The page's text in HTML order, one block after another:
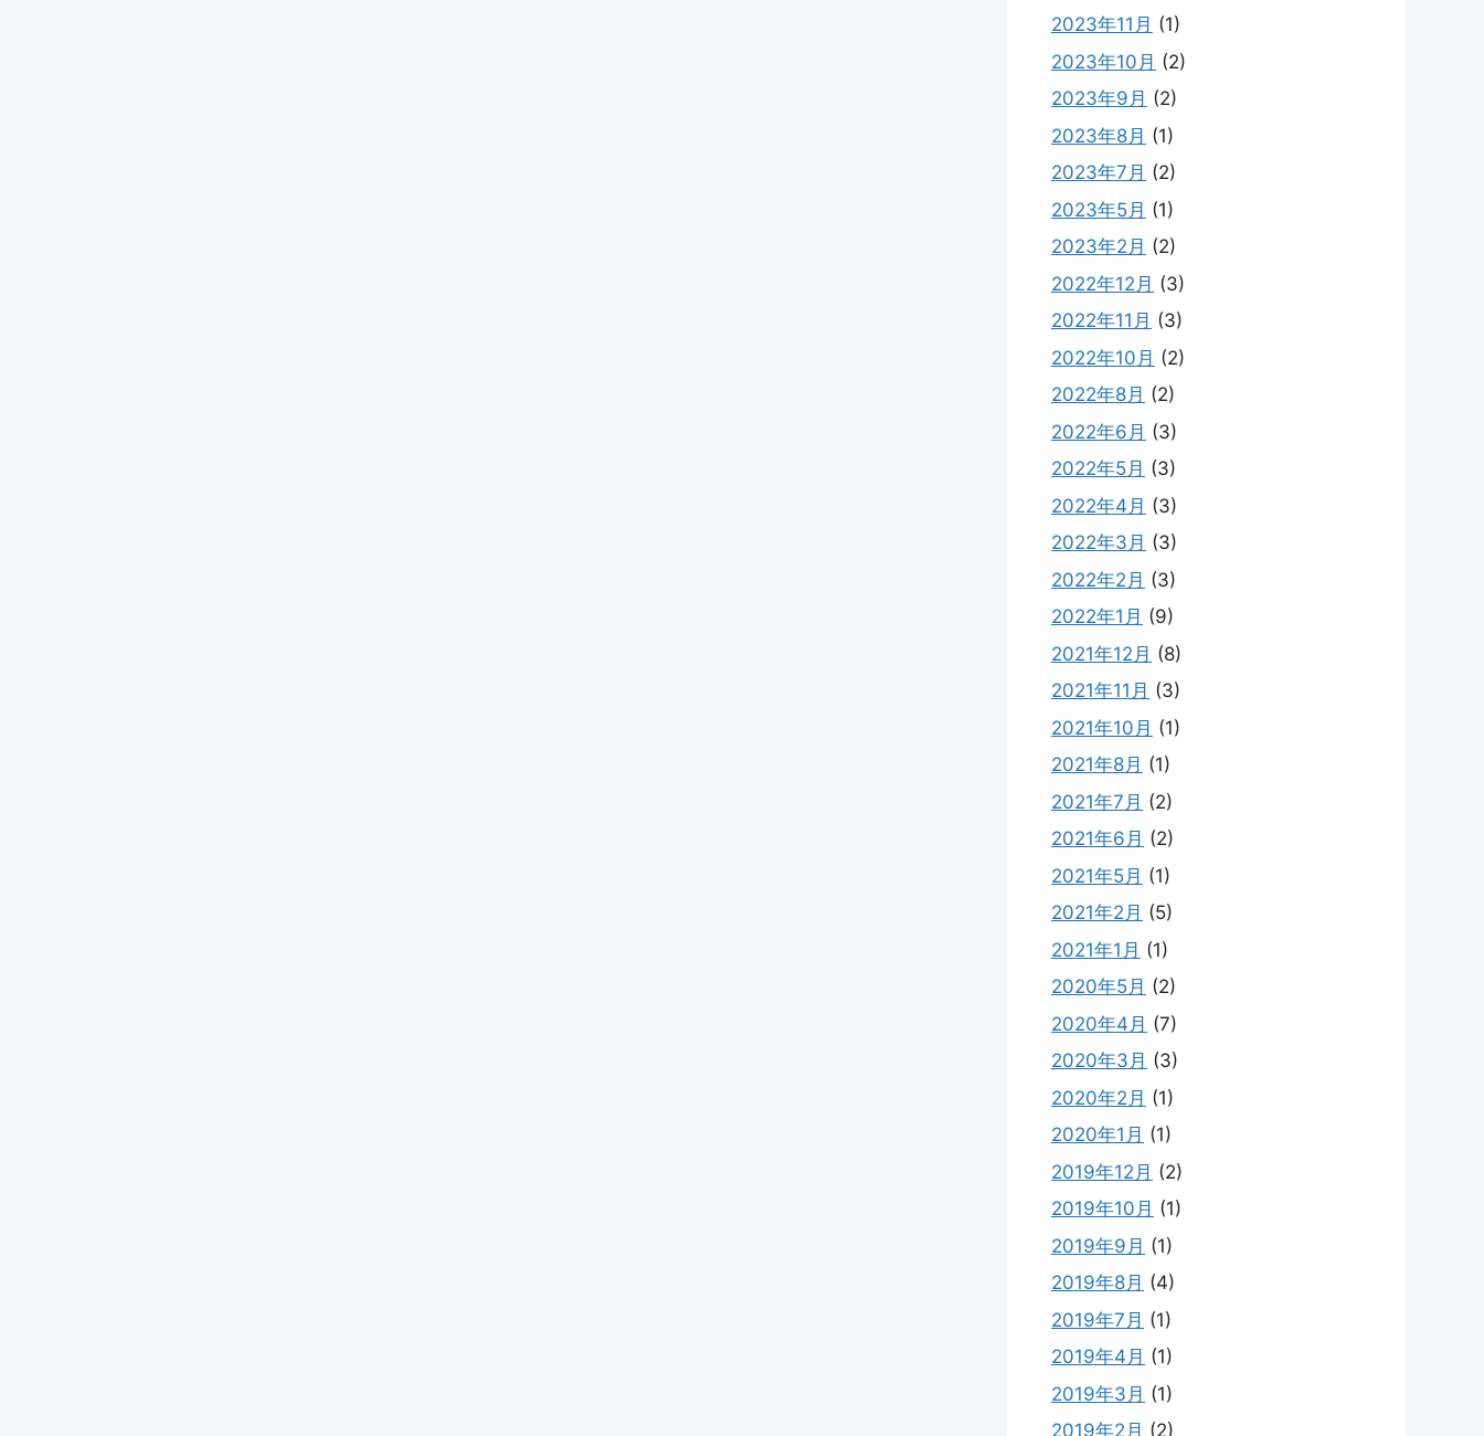
2023年11月 (1)
2023年10月 (2)
2023年9月 (2)
2023年8月 (1)
2023年7月 (2)
2023年5月 (1)
2023年2月 (2)
2022年12月 (3)
2022年11月 (3)
2022年10月 (2)
2022年8月 (2)
2022年6月 (3)
2022年5月 (3)
2022年4月 (3)
2022年3月 (3)
2022年2月 (3)
2022年1月 (9)
2021年12月 (8)
2021年11月 (3)
2021年10月 (1)
2021年8月 (1)
2021年7月 (2)
2021年6月 (2)
2021年5月 (1)
2021年2月 (5)
2021年1月 (1)
2020年5月 (2)
2020年4月 (7)
2020年3月 (3)
2020年2月 (1)
2020年1月 (1)
2019年12月 (2)
2019年10月 (1)
2019年9月 (1)
2019年8月 (4)
2019年7月 (1)
2019年4月 (1)
2019年3月 (1)
2019年2月 (2)